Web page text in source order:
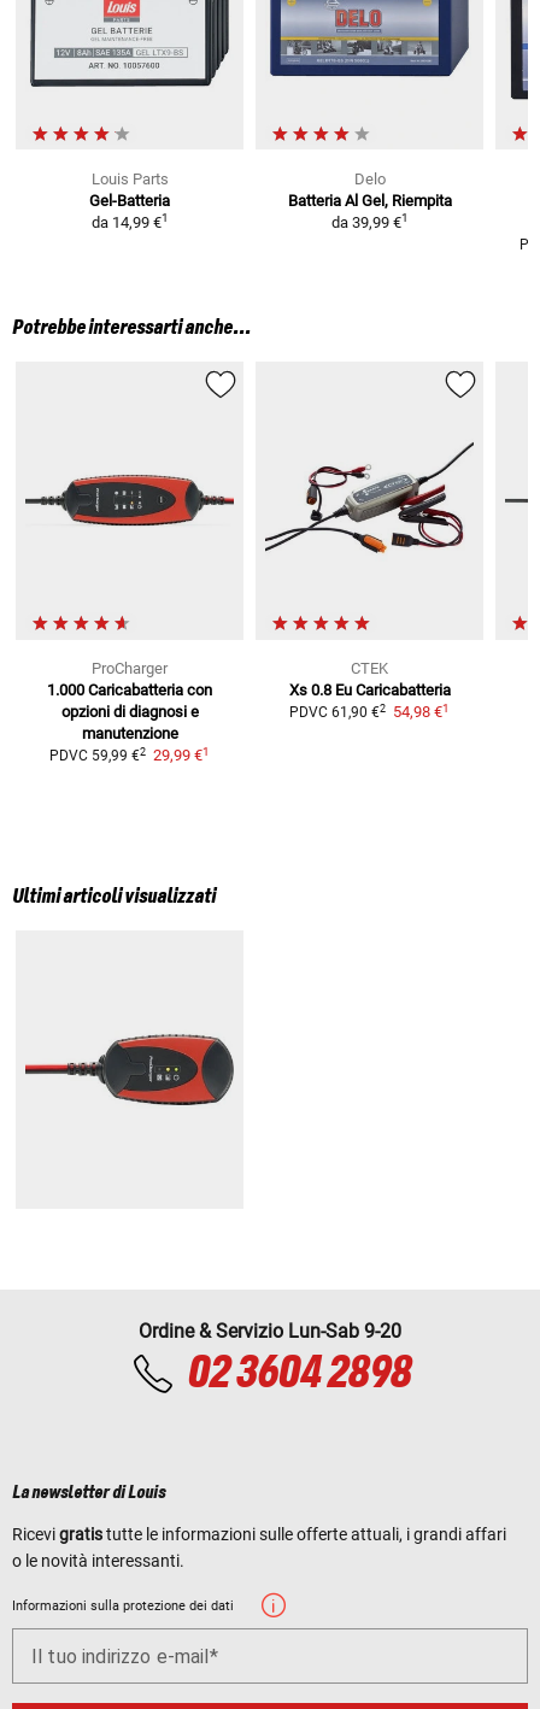
Louis Parts
Gel-Batteria
da 14,99 €1
Delo
Batteria Al Gel, Riempita
da 39,99 €1
Potrebbe interessarti anche...
ProCharger
1.000 Caricabatteria con
opzioni di diagnosi e
manutenzione
PDVC 59,99 €2 29,99 €1
CTEK
Xs 0.8 Eu Caricabatteria
PDVC 61,90 €2 54,98 €1
Ultimi articoli visualizzati
Ordine & Servizio Lun-Sab 9-20
02 3604 2898
La newsletter di Louis
Ricevigratistutte le informazioni sulle offerte attuali, i grandi affari
o le novità interessanti.
Informazioni sulla protezione dei dati
Il tuo indirizzo e-mail